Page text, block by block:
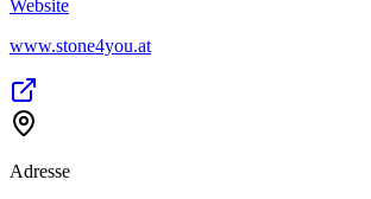
Website
www.stone4you.at
Adresse